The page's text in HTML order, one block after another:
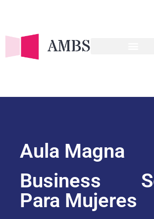
Aula Magna
Business
Para Mujeres